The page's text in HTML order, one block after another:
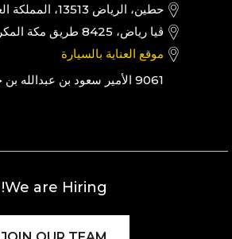
حطين، الرياض 13513، المملكة العربية السعودية
ڤيا رياض، 8425 طريق مكة المكرمة، 294
موقع العناية بالسيارة
9061 الأمير سعود بن عبدالله بن جلوي، 2667
We are Hiring!